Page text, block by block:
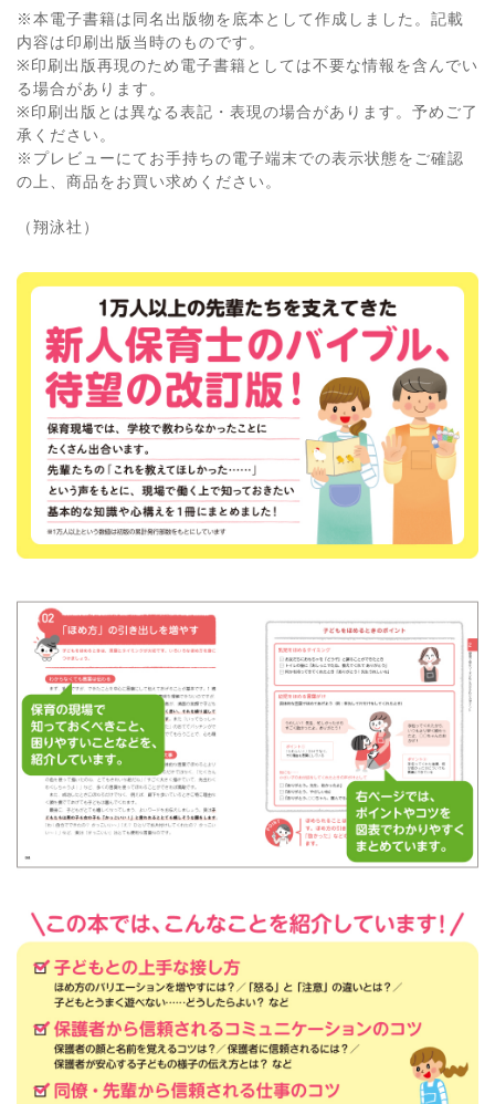
※本電子書籍は同名出版物を底本として作成しました。記載
内容は印刷出版当時のものです。
※印刷出版再現のため電子書籍としては不要な情報を含んでい
る場合があります。
※印刷出版とは異なる表記・表現の場合があります。予めご了
承ください。
※プレビューにてお手持ちの電子端末での表示状態をご確認
の上、商品をお買い求めください。
（翔泳社）